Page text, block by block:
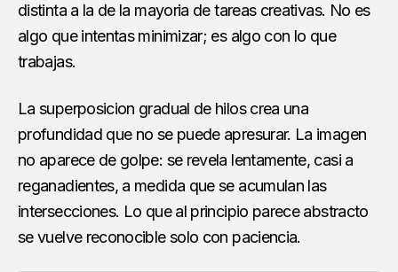
distinta a la de la mayoria de tareas creativas. No es
algo que intentas minimizar; es algo con lo que
trabajas.
La superposicion gradual de hilos crea una
profundidad que no se puede apresurar. La imagen
no aparece de golpe: se revela lentamente, casi a
reganadientes, a medida que se acumulan las
intersecciones. Lo que al principio parece abstracto
se vuelve reconocible solo con paciencia.